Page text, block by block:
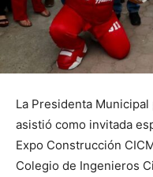
La Presidenta
asistió como invitada
Expo Construcción
Colegio de Ingenieros